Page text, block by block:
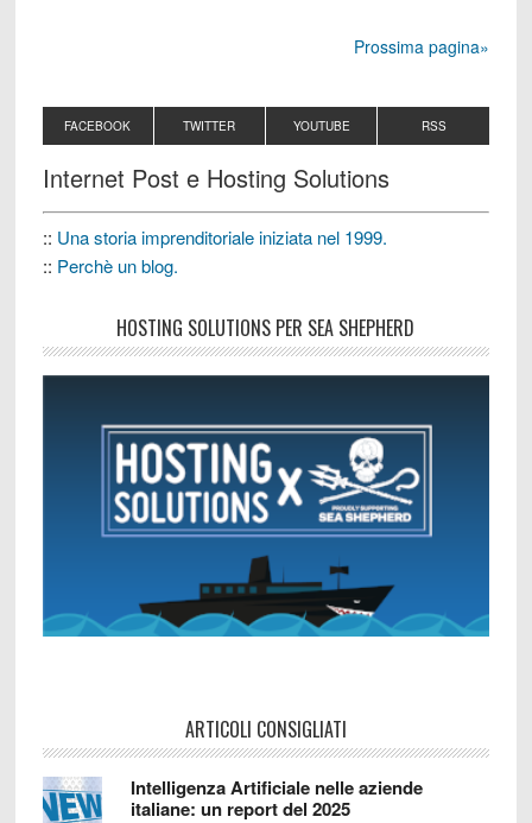
Prossima pagina»
FACEBOOK TWITTER YOUTUBE RSS
Internet Post e Hosting Solutions
:: Una storia imprenditoriale iniziata nel 1999.
:: Perchè un blog.
HOSTING SOLUTIONS PER SEA SHEPHERD
ARTICOLI CONSIGLIATI
Intelligenza Artificiale nelle aziende
italiane: un report del 2025